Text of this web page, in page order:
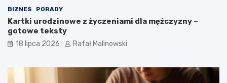
BIZNES PORADY
Kartki urodzinowe z życzeniami dla mężczyzny –
gotowe teksty
18 lipca 2026 Rafał Malinowski